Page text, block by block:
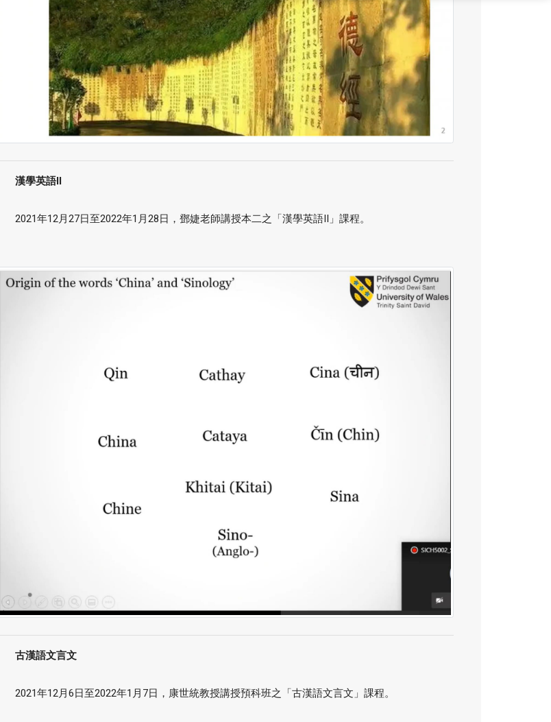
漢學英語II
2021年12月27日至2022年1月28日，鄧婕老師講授本二之「漢學英語II」課程。
古漢語文言文
2021年12月6日至2022年1月7日，康世統教授講授預科班之「古漢語文言文」課程。